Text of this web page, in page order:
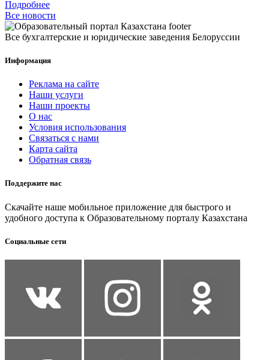
Подробнее
Все новости
Все бухгалтерские и юридические заведения Белоруссии
Информация
Реклама на сайте
Наши услуги
Наши проекты
О нас
Условия использования
Связаться с нами
Карта сайта
Обратная связь
Поддержите нас
Скачайте наше мобильное приложение для быстрого и
удобного доступа к Образовательному порталу Казахстана
Социальные сети